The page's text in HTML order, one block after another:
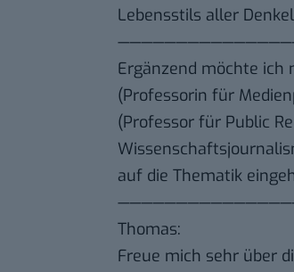
Lebensstils aller
Ergänzend möchte ich
(Professorin für
(Professor für Public
auf die Thematik
Thomas:
Freue mich sehr über